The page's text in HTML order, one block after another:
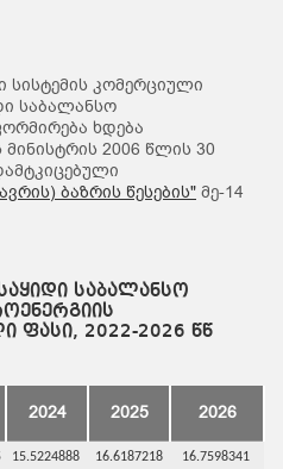
სისტემის კომერციული
საბალანსო
ხდება
2006 წლის 30
ბაზრის წესების" მე-14
საბალანსო
ფასი, 2022-2026 წწ
2024 2025 2026
15.5224888 16.6187218 16.7598341